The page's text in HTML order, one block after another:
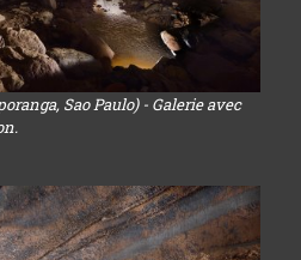
Sao Paulo) - Galerie avec